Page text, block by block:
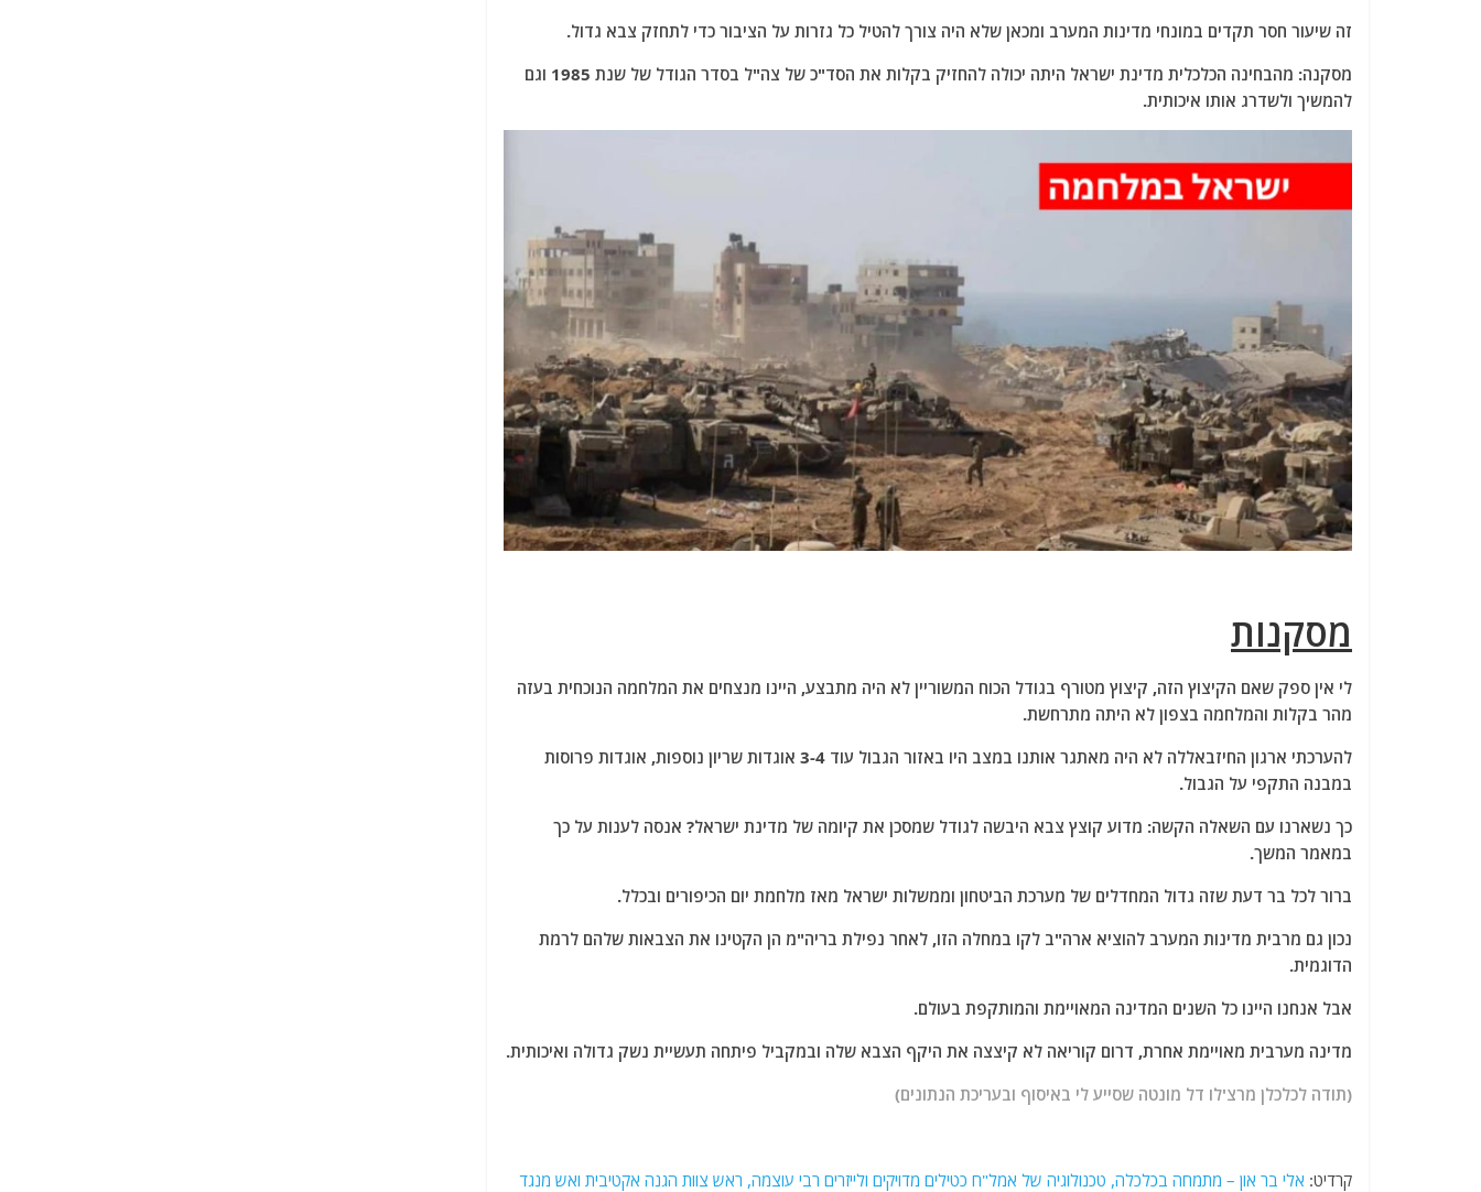
זה שיעור חסר תקדים במונחי מדינות המערב ומכאן שלא היה צורך להטיל כל גזרות על הציבור כדי לתחזק צבא גדול.
מסקנה:
מהבחינה הכלכלית מדינת ישראל היתה יכולה להחזיק בקלות את הסד"כ של צה"ל בסדר הגודל של שנת 1985 וגם
להמשיך ולשדרג אותו איכותית.
מסקנות
לי אין ספק שאם הקיצוץ הזה, קיצוץ מטורף בגודל הכוח המשוריין לא היה מתבצע, היינו מנצחים את המלחמה הנוכחית בעזה
מהר בקלות והמלחמה בצפון לא היתה מתרחשת.
להערכתי ארגון החיזבאללה לא היה מאתגר אותנו במצב היו באזור הגבול עוד 3-4 אוגדות שריון נוספות, אוגדות פרוסות
במבנה התקפי על הגבול.
כך נשארנו עם השאלה הקשה: מדוע קוצץ צבא היבשה לגודל שמסכן את קיומה של מדינת ישראל? אנסה לענות על כך
במאמר המשך.
ברור לכל בר דעת שזה גדול המחדלים של מערכת הביטחון וממשלות ישראל מאז מלחמת יום הכיפורים ובכלל.
נכון גם מרבית מדינות המערב להוציא ארה"ב לקו במחלה הזו, לאחר נפילת בריה"מ הן הקטינו את הצבאות שלהם לרמת
הדוגמית.
אבל אנחנו היינו כל השנים המדינה המאויימת והמותקפת בעולם.
מדינה מערבית מאויימת אחרת, דרום קוריאה לא קיצצה את היקף הצבא שלה ובמקביל פיתחה תעשיית נשק גדולה ואיכותית.
(תודה לכלכלן מרצ'לו דל מונטה שסייע לי באיסוף ובעריכת הנתונים)
קרדיט: אלי בר און – מתמחה בכלכלה, טכנולוגיה של אמל"ח כטילים מדויקים ולייזרים רבי עוצמה, ראש צוות הגנה אקטיבית ואש מנגד